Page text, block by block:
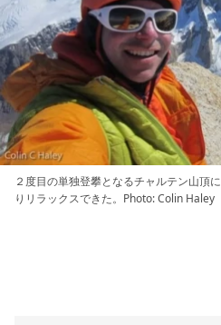
２度目の単独登攀となるチャルテン山頂
りリラックスできた。Photo: Colin Haley